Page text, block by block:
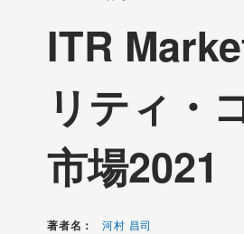
ITR
リティ・
市場2021
著者名： 河村 昌司